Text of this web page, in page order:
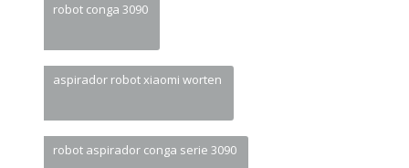
robot conga 3090
aspirador robot xiaomi worten
robot aspirador conga serie 3090